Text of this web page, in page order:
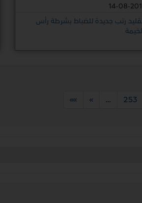
14-08-
رتب جديدة للضباط بشرطة رأس
253
…
»
»»